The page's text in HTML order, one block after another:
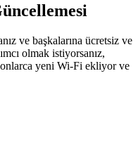
ve başkalarına ücretsiz ve
olmak istiyorsanız,
yeni Wi-Fi ekliyor ve